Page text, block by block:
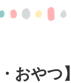
おやつ】